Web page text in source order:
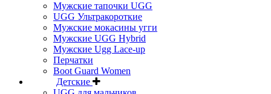
Мужские тапочки UGG
UGG Ультракороткие
Мужские мокасины угги
Мужские UGG Hybrid
Мужские Ugg Lace-up
Перчатки
Boot Guard Women
Детские